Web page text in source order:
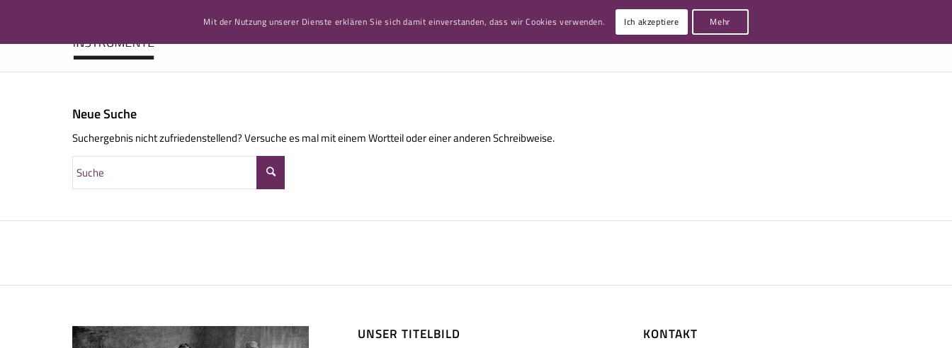
VARIA EXKURS REFERENZEN
Neue Suche
Suchergebnis nicht zufriedenstellend? Versuche es mal mit einem Wortteil oder einer anderen Schreibweise.
UNSER TITELBILD KONTAKT
Mit der Nutzung unserer Dienste erklären Sie sich damit einverstanden, dass wir Cookies verwenden. Ich akzeptiere Mehr